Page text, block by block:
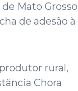
Mato Grosso
de adesão à
rural,
Chora